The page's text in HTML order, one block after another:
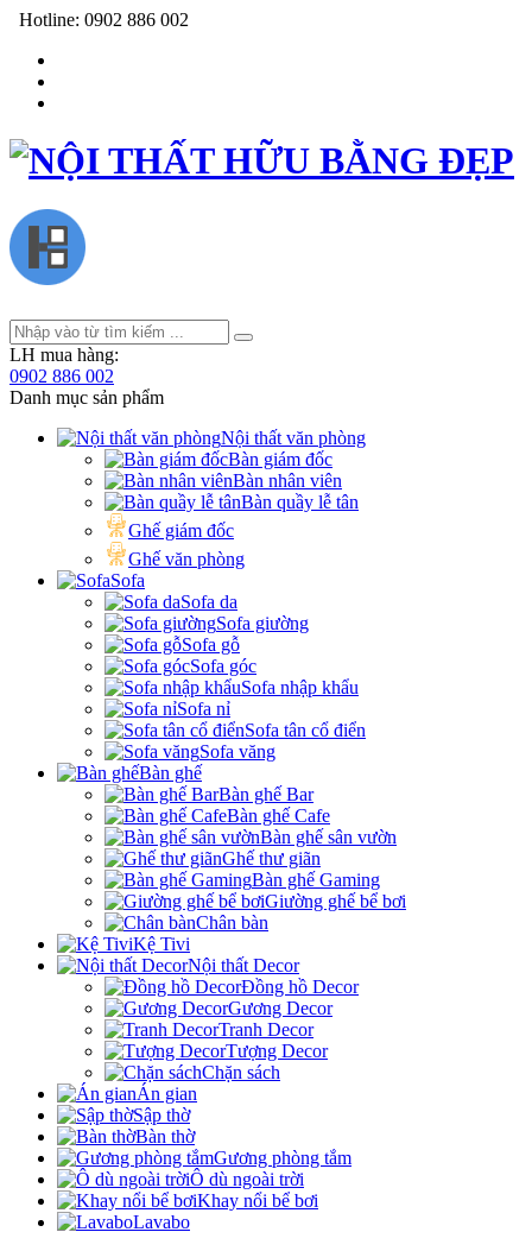
Hotline: 0902 886 002
LH mua hàng:
0902 886 002
Danh mục sản phẩm
Nội thất văn phòng
Bàn giám đốc
Bàn nhân viên
Bàn quầy lễ tân
Ghế giám đốc
Ghế văn phòng
Sofa
Sofa da
Sofa giường
Sofa gỗ
Sofa góc
Sofa nhập khẩu
Sofa nỉ
Sofa tân cổ điển
Sofa văng
Bàn ghế
Bàn ghế Bar
Bàn ghế Cafe
Bàn ghế sân vườn
Ghế thư giãn
Bàn ghế Gaming
Giường ghế bể bơi
Chân bàn
Kệ Tivi
Nội thất Decor
Đồng hồ Decor
Gương Decor
Tranh Decor
Tượng Decor
Chặn sách
Án gian
Sập thờ
Bàn thờ
Gương phòng tắm
Ô dù ngoài trời
Khay nổi bể bơi
Lavabo